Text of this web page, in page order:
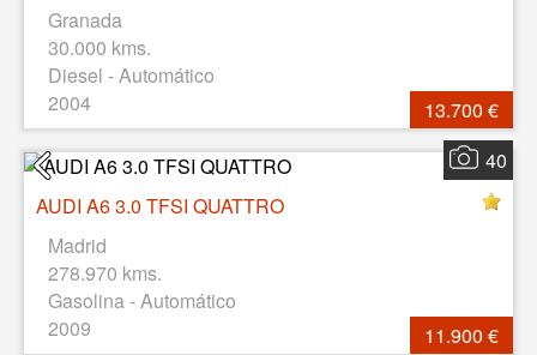
Granada
30.000 kms.
Diesel - Automático
2004
13.700 €
40
AUDI A6 3.0 TFSI QUATTRO
Madrid
278.970 kms.
Gasolina - Automático
2009
11.900 €